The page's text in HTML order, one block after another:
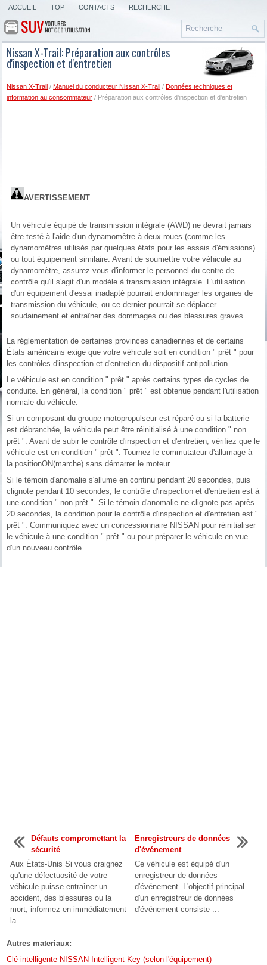
ACCUEIL TOP CONTACTS RECHERCHE
Nissan X-Trail: Préparation aux contrôles
d'inspection et d'entretien
Nissan X-Trail /Manuel du conducteur Nissan X-Trail /Données techniques et
information au consommateur / Préparation aux contrôles d'inspection et d'entretien
AVERTISSEMENT
Un véhicule équipé de transmission intégrale (AWD) ne devrait jamais
être testé à l'aide d'un dynamomètre à deux roues (comme les
dynamomètres utilisés par quelques états pour les essais d'émissions)
ou tout équipement similaire. Avant de soumettre votre véhicule au
dynamomètre, assurez-vous d'informer le personnel du centre de
contrôle qu'il s'agit d'un modèle à transmission intégrale. L'utilisation
d'un équipement d'essai inadapté pourrait endommager les organes de
transmission du véhicule, ou ce dernier pourrait se déplacer
soudainement et entraîner des dommages ou des blessures graves.
La réglementation de certaines provinces canadiennes et de certains
États américains exige que votre véhicule soit en condition " prêt " pour
les contrôles d'inspection et d'entretien du dispositif antipollution.
Le véhicule est en condition " prêt " après certains types de cycles de
conduite. En général, la condition " prêt " est obtenue pendant l'utilisation
normale du véhicule.
Si un composant du groupe motopropulseur est réparé ou si la batterie
est débranchée, le véhicule peut être réinitialisé à une condition " non
prêt ". Avant de subir le contrôle d'inspection et d'entretien, vérifiez que le
véhicule est en condition " prêt ". Tournez le commutateur d'allumage à
la positionON(marche) sans démarrer le moteur.
Si le témoin d'anomalie s'allume en continu pendant 20 secondes, puis
clignote pendant 10 secondes, le contrôle d'inspection et d'entretien est à
une condition " non prêt ". Si le témoin d'anomalie ne clignote pas après
20 secondes, la condition pour le contrôle d'inspection et d'entretien est "
prêt ". Communiquez avec un concessionnaire NISSAN pour réinitialiser
le véhicule à une condition " prêt " ou pour préparer le véhicule en vue
d'un nouveau contrôle.
Défauts compromettant la
sécurité
Aux États-Unis Si vous craignez
qu'une défectuosité de votre
véhicule puisse entraîner un
accident, des blessures ou la
mort, informez-en immédiatement
la ...
Enregistreurs de données
d'événement
Ce véhicule est équipé d'un
enregistreur de données
d'événement. L'objectif principal
d'un enregistreur de données
d'événement consiste ...
Autres materiaux:
Clé intelligente NISSAN Intelligent Key (selon l'équipement)